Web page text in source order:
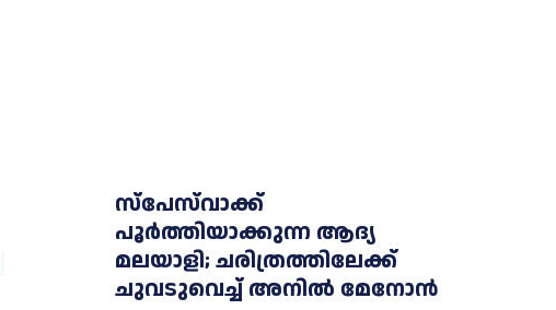
സ്‌പേസ്‌വാക്ക്
പൂര്‍ത്തിയാക്കുന്ന ആദ്യ
മലയാളി; ചരിത്രത്തിലേക്ക്
ചുവടുവെച്ച്‌ അനില്‍ മേനോൻ